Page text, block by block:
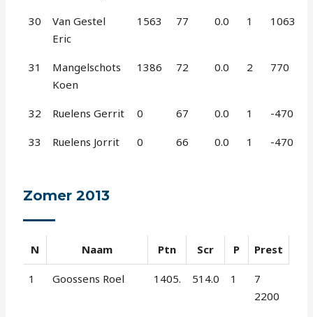
30
Van Gestel
Eric
1563 77 0.0 1 1063
31
Mangelschots
Koen
1386 72 0.0 2 770
32 Ruelens Gerrit 0 67 0.0 1 -470
33 Ruelens Jorrit 0 66 0.0 1 -470
Zomer 2013
N Naam Ptn Scr P Prest
1 Goossens Roel 1405. 514.0 1
7
2200